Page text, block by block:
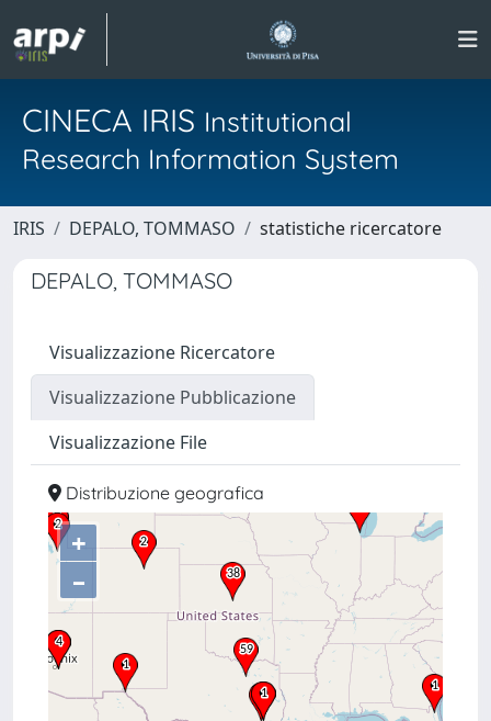
CINECA IRIS Institutional
Research Information System
IRIS DEPALO, TOMMASO statistiche ricercatore
DEPALO, TOMMASO
Visualizzazione Ricercatore
Visualizzazione Pubblicazione
Visualizzazione File
Distribuzione geografica
+
–